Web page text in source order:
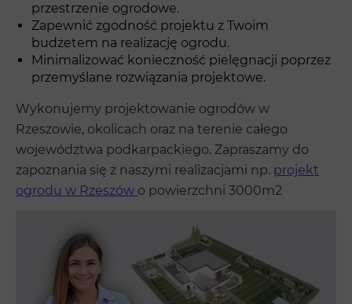
przestrzenie ogrodowe.
Zapewnić zgodność projektu z Twoim
budżetem na realizację ogrodu.
Minimalizować konieczność pielęgnacji poprzez
przemyślane rozwiązania projektowe.
Wykonujemy projektowanie ogrodów w
Rzeszowie, okolicach oraz na terenie całego
województwa podkarpackiego. Zapraszamy do
zapoznania się z naszymi realizacjami np. projekt
ogrodu w Rzeszów o powierzchni 3000m2